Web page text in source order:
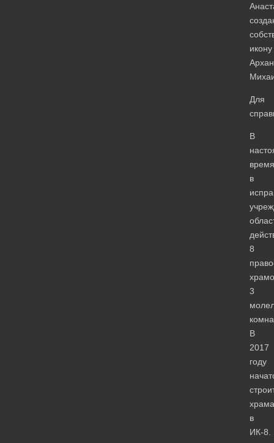
икону
Для
В
время
в
8
3
В
2017
году
храма
в
ИК-8.